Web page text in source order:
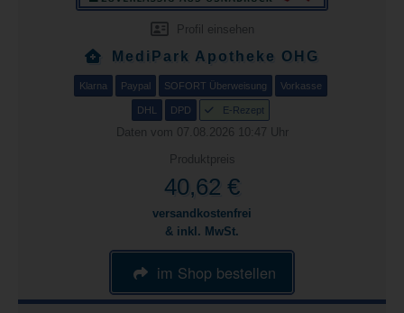
Profil einsehen
MediPark Apotheke OHG
Klarna Paypal SOFORT Überweisung Vorkasse
DHL DPD E-Rezept
Daten vom 07.08.2026 10:47 Uhr
Produktpreis
40,62 €
versandkostenfrei
& inkl. MwSt.
im Shop bestellen